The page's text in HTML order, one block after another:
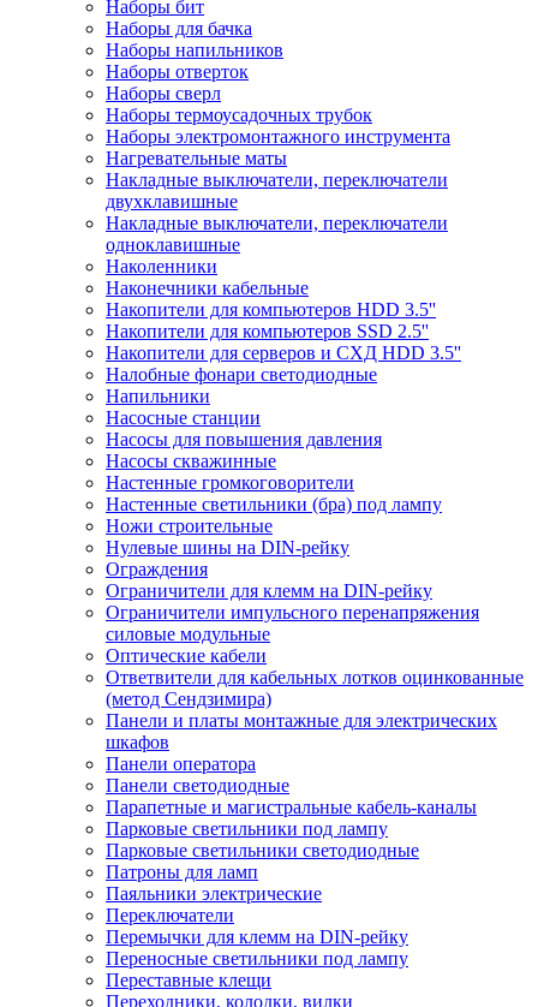
Наборы бит
Наборы для бачка
Наборы напильников
Наборы отверток
Наборы сверл
Наборы термоусадочных трубок
Наборы электромонтажного инструмента
Нагревательные маты
Накладные выключатели, переключатели
двухклавишные
Накладные выключатели, переключатели
одноклавишные
Наколенники
Наконечники кабельные
Накопители для компьютеров HDD 3.5''
Накопители для компьютеров SSD 2.5''
Накопители для серверов и СХД HDD 3.5''
Налобные фонари светодиодные
Напильники
Насосные станции
Насосы для повышения давления
Насосы скважинные
Настенные громкоговорители
Настенные светильники (бра) под лампу
Ножи строительные
Нулевые шины на DIN-рейку
Ограждения
Ограничители для клемм на DIN-рейку
Ограничители импульсного перенапряжения
силовые модульные
Оптические кабели
Ответвители для кабельных лотков оцинкованные
(метод Сендзимира)
Панели и платы монтажные для электрических
шкафов
Панели оператора
Панели светодиодные
Парапетные и магистральные кабель-каналы
Парковые светильники под лампу
Парковые светильники светодиодные
Патроны для ламп
Паяльники электрические
Переключатели
Перемычки для клемм на DIN-рейку
Переносные светильники под лампу
Переставные клещи
Переходники, колодки, вилки